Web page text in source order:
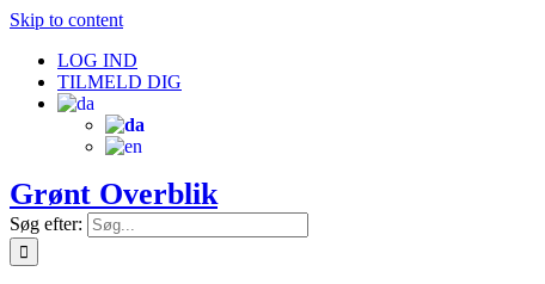
Skip to content
LOG IND
TILMELD DIG
Grønt Overblik
Søg efter: